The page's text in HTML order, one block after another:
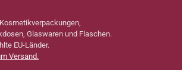
Glaswaren und Flaschen.
EU-Länder.
Versand.